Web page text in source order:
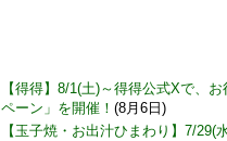
【得得】8/1(土)～得得公式Xで、
ペーン」を開催！ (8月6日)
【玉子焼・お出汁ひまわり】7/